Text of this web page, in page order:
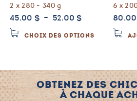
2 x 280 - 340 g
45.00 $ – 52.00$Plage
prix :
52.00 $
CHOIX DES OPTIONS
variations.
Les
options
6 x
80.00
OBTENEZ DES
À CHAQUE